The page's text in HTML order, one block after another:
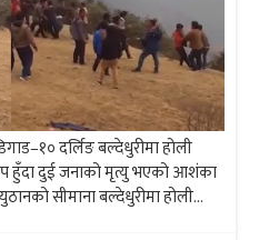
दर्लिङ बल्देधुरीमा होली
हुँदा दुई जनाको मृत्यु भएको आशंका
सीमाना बल्देधुरीमा होली